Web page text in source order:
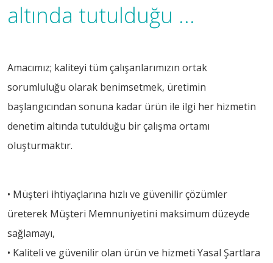
altında tutulduğu ...
Amacımız; kaliteyi tüm çalışanlarımızın ortak
sorumluluğu olarak benimsetmek, üretimin
başlangıcından sonuna kadar ürün ile ilgi her hizmetin
denetim altında tutulduğu bir çalışma ortamı
oluşturmaktır.
• Müşteri ihtiyaçlarına hızlı ve güvenilir çözümler
üreterek Müşteri Memnuniyetini maksimum düzeyde
sağlamayı,
• Kaliteli ve güvenilir olan ürün ve hizmeti Yasal Şartlara